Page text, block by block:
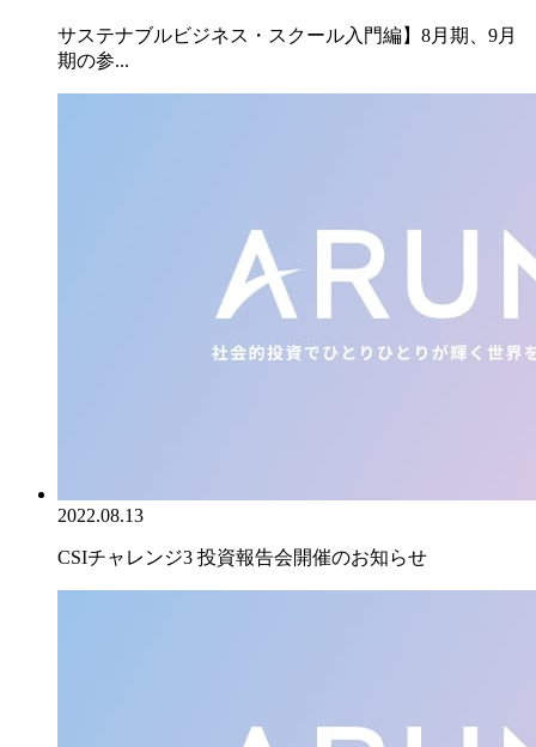
サステナブルビジネス・スクール入門編】8月期、9月
期の参...
2022.08.13
CSIチャレンジ3 投資報告会開催のお知らせ